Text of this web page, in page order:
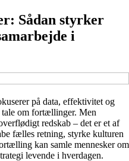
Sådan styrker
i
på data, effektivitet og
tale om fortællinger. Men
redskab – det er et af
fælles retning, styrke kulturen
kan samle mennesker om
levende i hverdagen.